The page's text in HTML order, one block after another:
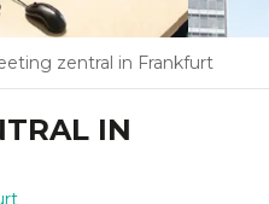
zentral in Frankfurt
IN